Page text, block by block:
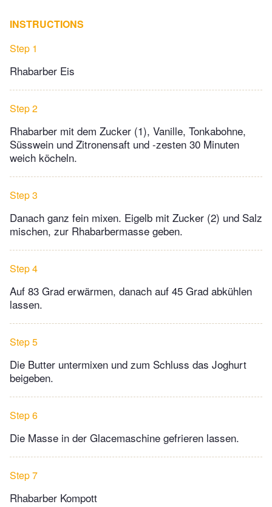
INSTRUCTIONS
Step 1
Rhabarber Eis
Step 2
Rhabarber mit dem Zucker (1), Vanille, Tonkabohne,
Süsswein und Zitronensaft und -zesten 30 Minuten
weich köcheln.
Step 3
Danach ganz fein mixen. Eigelb mit Zucker (2) und Salz
mischen, zur Rhabarbermasse geben.
Step 4
Auf 83 Grad erwärmen, danach auf 45 Grad abkühlen
lassen.
Step 5
Die Butter untermixen und zum Schluss das Joghurt
beigeben.
Step 6
Die Masse in der Glacemaschine gefrieren lassen.
Step 7
Rhabarber Kompott